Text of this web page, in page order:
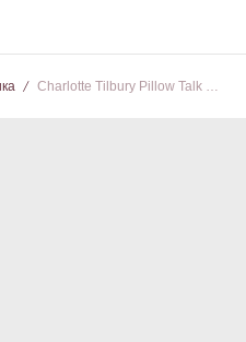
Charlotte Tilbury Pillow Talk Push and Define Iconic Eye Kit